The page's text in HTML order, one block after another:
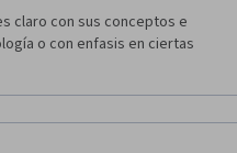
claro con sus conceptos e
o con enfasis en ciertas